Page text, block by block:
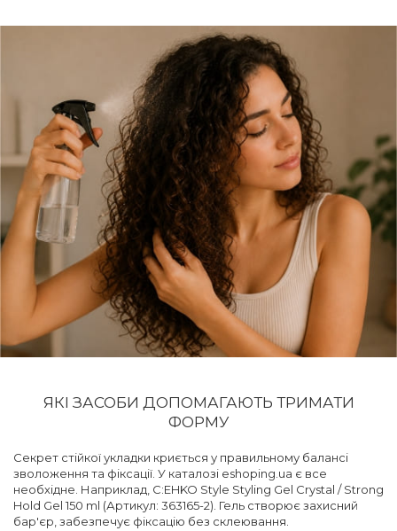
ЯКІ ЗАСОБИ ДОПОМАГАЮТЬ ТРИМАТИ
ФОРМУ
Секрет стійкої укладки криється у правильному балансі
зволоження та фіксації. У каталозі eshoping.ua є все
необхідне. Наприклад, C:EHKO Style Styling Gel Crystal / Strong
Hold Gel 150 ml (Артикул: 363165-2). Гель створює захисний
бар'єр, забезпечує фіксацію без склеювання.